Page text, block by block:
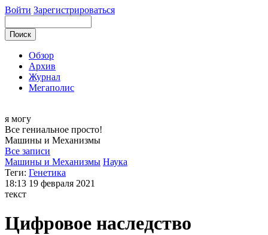
Войти Зарегистрироваться
Обзор
Архив
Журнал
Мегаполис
я могу
Все гениальное просто!
Машины и Механизмы
Все записи
Машины и Механизмы Наука
Теги: Генетика
18:13 19 февраля 2021
текст
Цифровое наследство